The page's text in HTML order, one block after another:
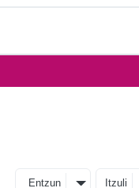
Entzun Itzuli